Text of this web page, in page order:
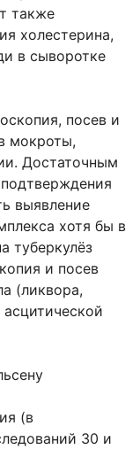
также
холестерина,
в сыворотке
посев и
мокроты,
Достаточным
выявление
хотя бы в
туберкулёз
и посев
(ликвора,
(в
30 и